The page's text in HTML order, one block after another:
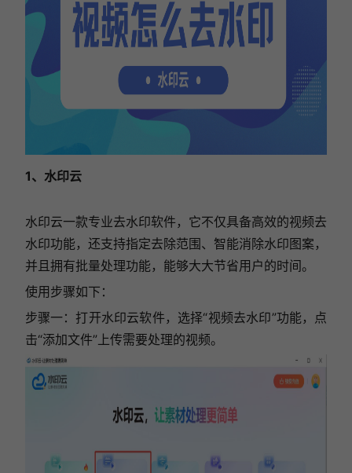
1、水印云
水印云一款专业去水印软件，它不仅具备高效的视频去
水印功能，还支持指定去除范围、智能消除水印图案，
并且拥有批量处理功能，能够大大节省用户的时间。
使用步骤如下：
步骤一：打开水印云软件，选择“视频去水印”功能， 点
击“添加文件”上传需要处理的视频。